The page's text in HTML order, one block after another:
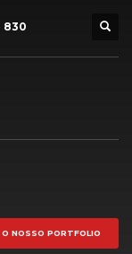
830
NOSSO PORTFOLIO